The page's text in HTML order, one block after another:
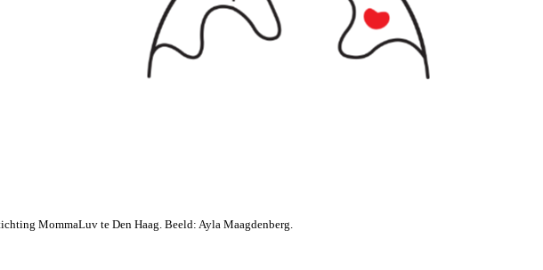
MommaLuv te Den Haag. Beeld: Ayla Maagdenberg.